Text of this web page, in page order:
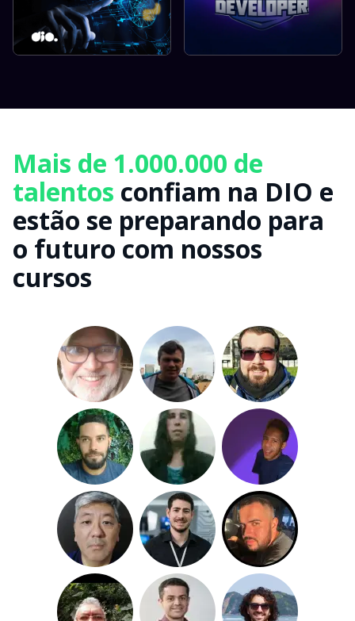
Mais de 1.000.000 de
talentos confiam na DIO e
estão se preparando para
o futuro com nossos
cursos